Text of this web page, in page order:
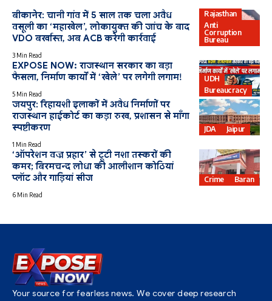
Rajasthan
Anti
Corruption
Bureau
बीकानेर: चानी गांव में 5 साल तक चला अवैध
वसूली का ‘महाखेल’, लोकायुक्त की जांच के बाद
VDO बर्खास्त, अब ACB करेगी कार्रवाई
3 Min Read
UDH
Bureaucracy
EXPOSE NOW: राजस्थान सरकार का बड़ा
फैसला, निर्माण कार्यों में ‘खेले’ पर लगेगी लगाम!
5 Min Read
JDA Jaipur
जयपुर: रिहायशी इलाकों में अवैध निर्माणों पर
राजस्थान हाईकोर्ट का कड़ा रुख, प्रशासन से माँगा
स्पष्टीकरण
1 Min Read
Crime Baran
‘ऑपरेशन वज्र प्रहार’ से टूटी नशा तस्करों की
कमर; बिरमचन्द लोधा की आलीशान कोठियां
प्लॉट और गाड़ियां सीज
6 Min Read
Your source for fearless news. We cover deep research